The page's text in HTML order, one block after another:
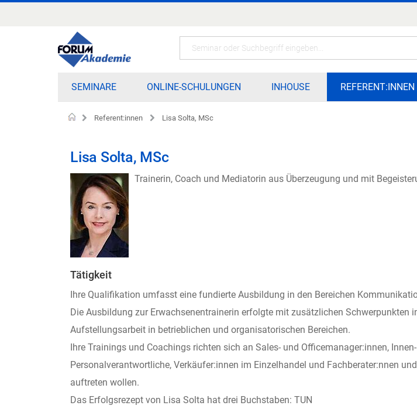
springen
SEMINARE ONLINE-SCHULUNGEN INHOUSE REFERENT:INNEN
Referent:innen Lisa Solta, MSc
Lisa Solta, MSc
Trainerin, Coach und Mediatorin aus Überzeugung und mit
Tätigkeit
Ihre Qualifikation umfasst eine fundierte Ausbildung in den Bereichen
Die Ausbildung zur Erwachsenentrainerin erfolgte mit zusätzlichen
Aufstellungsarbeit in betrieblichen und organisatorischen Bereichen.
Ihre Trainings und Coachings richten sich an Sales- und Officemanager:innen,
Personalverantwortliche, Verkäufer:innen im Einzelhandel und Fachberater:nnen
auftreten wollen.
Das Erfolgsrezept von Lisa Solta hat drei Buchstaben: TUN